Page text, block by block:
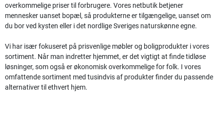
overkommelige priser til forbrugere. Vores netbutik betjener
mennesker uanset bopæl, så produkterne er tilgængelige, uanset om
du bor ved kysten eller i det nordlige Sveriges naturskønne egne.
Vi har især fokuseret på prisvenlige møbler og boligprodukter i vores
sortiment. Når man indretter hjemmet, er det vigtigt at finde tidløse
løsninger, som også er økonomisk overkommelige for folk. I vores
omfattende sortiment med tusindvis af produkter finder du passende
alternativer til ethvert hjem.